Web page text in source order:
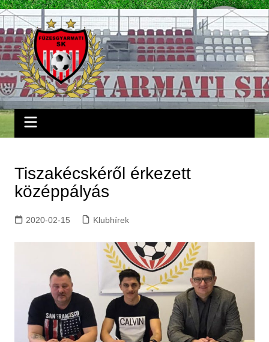
Skip
to
content
Tiszakécskéről érkezett
középpályás
2020-02-15 Klubhírek